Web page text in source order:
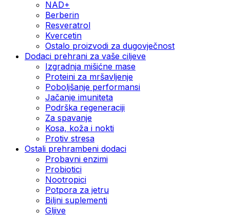
NAD+
Berberin
Resveratrol
Kvercetin
Ostalo proizvodi za dugovječnost
Dodaci prehrani za vaše ciljeve
Izgradnja mišićne mase
Proteini za mršavljenje
Poboljšanje performansi
Jačanje imuniteta
Podrška regeneraciji
Za spavanje
Kosa, koža i nokti
Protiv stresa
Ostali prehrambeni dodaci
Probavni enzimi
Probiotici
Nootropici
Potpora za jetru
Biljni suplementi
Gljive